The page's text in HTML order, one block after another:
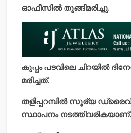
ഓഫീസില്‍ തൂങ്ങിമരിച്ചു.
കുപ്പം പടവിലെ ചിറയില്‍
മരിച്ചത്.
തളിപ്പറമ്പില്‍ സൂര്യ
സ്ഥാപനം നടത്തിവരികയാണ്.